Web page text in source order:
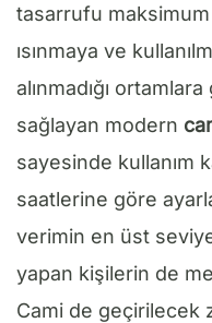
tasarrufu
ısınmaya ve
alınmadığı
sağlayan modern
sayesinde kullanım
saatlerine göre
verimin en üst
yapan kişilerin de
Cami de geçirilecek